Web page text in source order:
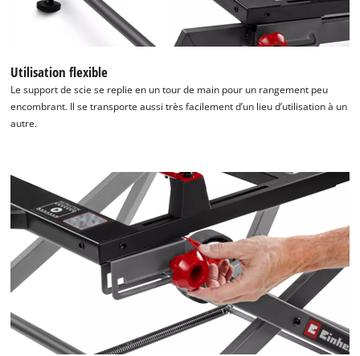
Utilisation flexible
Le support de scie se replie en un tour de main pour un rangement peu
encombrant. Il se transporte aussi très facilement d’un lieu d’utilisation à un
autre.